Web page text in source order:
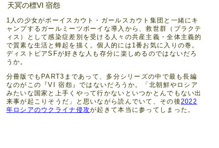
天冥の標VI 宿怨
1人の少女がボーイスカウト・ガールスカウト集団と一緒にキ
ャンプするガールミーツボーイな導入から、救世群（プラクテ
ィス）として感染症差別を受ける人々の共産主義・全体主義的
で質素な生活と蜂起を描く。個人的には1番お気に入りの巻。
ディストピアSFが好きな人も存分に楽しめるのではないだろ
うか。
分冊版でもPART3まであって、多分シリーズの中で最も長編
なのがこの『VI 宿怨』ではないだろうか。「北朝鮮やロシア
みたいな国家と上手くやって行かないといつかとんでもない出
来事が起こりそうだ」と思いながら読んでいて、その後 2022
年ロシアのウクライナ侵攻が起きて本当に参ってしまった。